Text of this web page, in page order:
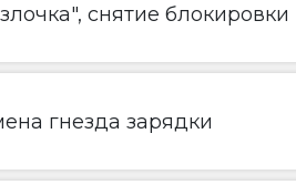
снятие блокировки
гнезда зарядки